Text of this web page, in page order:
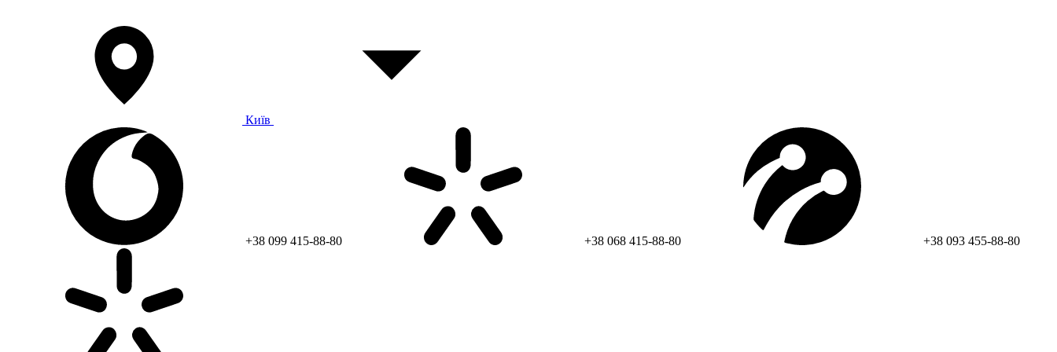
Київ
+38 099 415-88-80 +38 068 415-88-80 +38 093 455-88-80